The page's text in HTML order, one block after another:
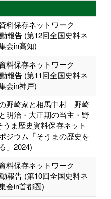
料保存ネットワーク
報告 (第12回全国史料ネ
会in高知)
料保存ネットワーク
報告 (第11回全国史料ネ
会in神戸)
野崎家と相馬中村―野崎
明治・大正期の当主・野
ま歴史資料保存ネット
ジウム「そうまの歴史を
」2024)
料保存ネットワーク
報告 (第10回全国史料ネ
会in首都圏)